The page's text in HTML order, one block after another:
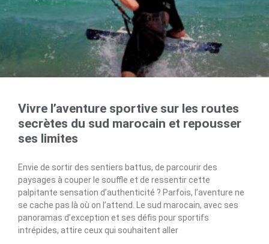
Vivre l’aventure sportive sur les routes
secrètes du sud marocain et repousser
ses limites
Envie de sortir des sentiers battus, de parcourir des
paysages à couper le souffle et de ressentir cette
palpitante sensation d’authenticité ? Parfois, l’aventure ne
se cache pas là où on l’attend. Le sud marocain, avec ses
panoramas d’exception et ses défis pour sportifs
intrépides, attire ceux qui souhaitent aller